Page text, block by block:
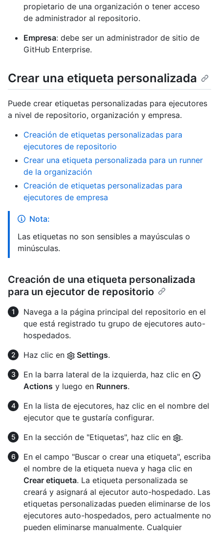
propietario de una organización o tener acceso
de administrador al repositorio.
Empresa: debe ser un administrador de sitio de
GitHub Enterprise.
Crear una etiqueta personalizada
Puede crear etiquetas personalizadas para ejecutores
a nivel de repositorio, organización y empresa.
Creación de etiquetas personalizadas para
ejecutores de repositorio
Crear una etiqueta personalizada para un runner
de la organización
Creación de etiquetas personalizadas para
ejecutores de empresa
Nota:
Las etiquetas no son sensibles a mayúsculas o
minúsculas.
Creación de una etiqueta personalizada
para un ejecutor de repositorio
Navega a la página principal del repositorio en el
que está registrado tu grupo de ejecutores auto-
hospedados.
Haz clic en
Settings.
En la barra lateral de la izquierda, haz clic en
Actions y luego en Runners.
En la lista de ejecutores, haz clic en el nombre del
ejecutor que te gustaría configurar.
En la sección de "Etiquetas", haz clic en
.
En el campo "Buscar o crear una etiqueta", escriba
el nombre de la etiqueta nueva y haga clic en
Crear etiqueta. La etiqueta personalizada se
creará y asignará al ejecutor auto-hospedado. Las
etiquetas personalizadas pueden eliminarse de los
ejecutores auto-hospedados, pero actualmente no
pueden eliminarse manualmente. Cualquier